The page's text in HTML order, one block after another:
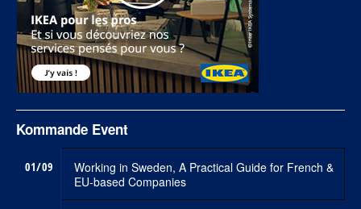
Kommande Event
01/09
Working in Sweden, A Practical Guide for French &
EU-based Companies